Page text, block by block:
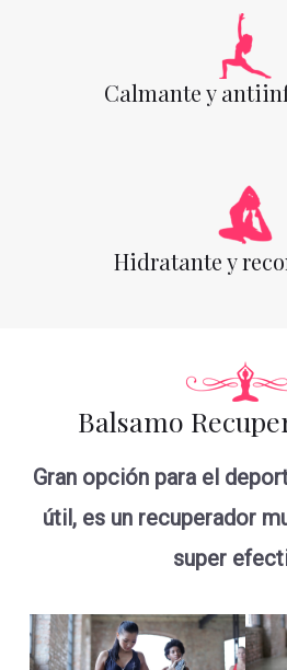
Calmante y
Hidratante y
Balsamo
Gran opción para el
útil, es un recuperador
super